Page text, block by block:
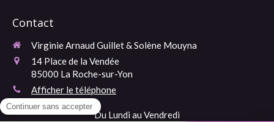
Contact
Virginie Arnaud Guillet & Solène Mouyna
14 Place de la Vendée
85000 La Roche-sur-Yon
Afficher le téléphone
Du Lundi au Vendredi